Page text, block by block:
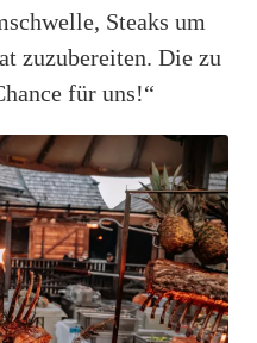
Steaks um
zuzubereiten. Die zu
für uns!“